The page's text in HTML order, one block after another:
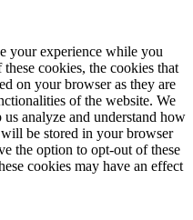
your experience while you
cookies, the cookies that
on your browser as they are
of the website. We
analyze and understand how
be stored in your browser
the option to opt-out of these
cookies may have an effect